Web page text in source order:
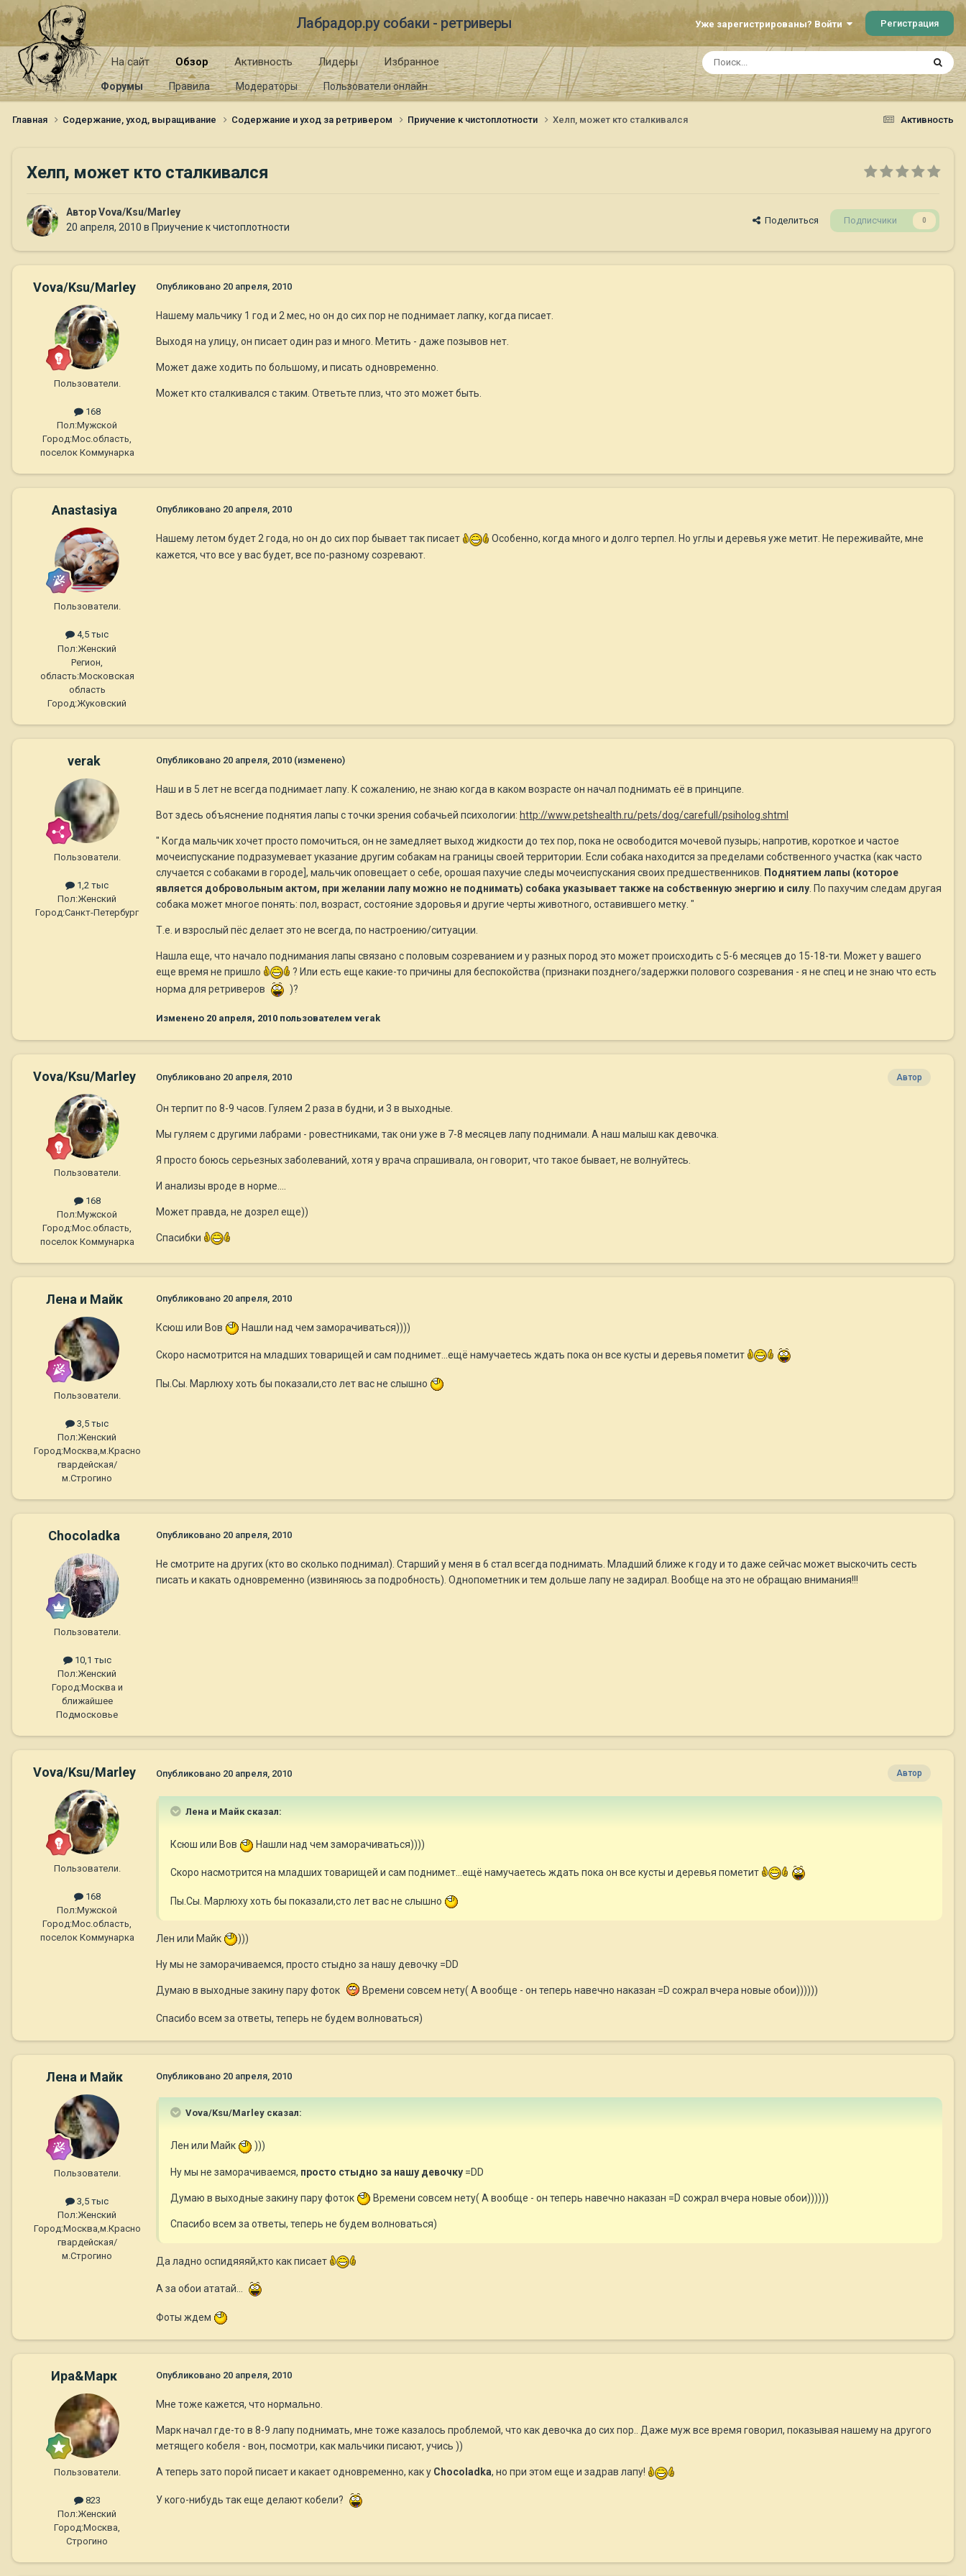
Лабрадор.ру собаки - ретриверы Уже зарегистрированы? Войти Регистрация
На сайт Обзор
Форумы Правила Модераторы Пользователи онлайн
Активность Лидеры Избранное
Активность
Главная Содержание, уход, выращивание Содержание и уход за ретривером Приучение к чистоплотности Хелп, может кто сталкивался
Хелп, может кто сталкивался
АвторVova/Ksu/Marley
20 апреля, 2010 в Приучение к чистоплотности
Поделиться Подписчики 0
Vova/Ksu/Marley
Пользователи.
168
Пол:Мужской
Город:Мос.область,
поселок Коммунарка
Опубликовано 20 апреля, 2010
Нашему мальчику 1 год и 2 мес, но он до сих пор не поднимает лапку, когда писает.
Выходя на улицу, он писает один раз и много. Метить - даже позывов нет.
Может даже ходить по большому, и писать одновременно.
Может кто сталкивался с таким. Ответьте плиз, что это может быть.
Anastasiya
Пользователи.
4,5 тыс
Пол:Женский
Регион,
область:Московская
область
Город:Жуковский
Опубликовано 20 апреля, 2010
Нашему летом будет 2 года, но он до сих пор бывает так писает
Особенно, когда много и долго терпел. Но углы и деревья уже метит. Не переживайте, мне
кажется, что все у вас будет, все по-разному созревают.
verak
Пользователи.
1,2 тыс
Пол:Женский
Город:Санкт-Петербург
Опубликовано 20 апреля, 2010 (изменено)
Наш и в 5 лет не всегда поднимает лапу. К сожалению, не знаю когда в каком возрасте он начал поднимать её в принципе.
Вот здесь объяснение поднятия лапы с точки зрения собачьей психологии: http://www.petshealth.ru/pets/dog/carefull/psiholog.shtml
" Когда мальчик хочет просто помочиться, он не замедляет выход жидкости до тех пор, пока не освободится мочевой пузырь; напротив, короткое и частое
мочеиспускание подразумевает указание другим собакам на границы своей территории. Если собака находится за пределами собственного участка (как часто
случается с собаками в городе], мальчик оповещает о себе, орошая пахучие следы мочеиспускания своих предшественников. Поднятием лапы (которое
является добровольным актом, при желании лапу можно не поднимать) собака указывает также на собственную энергию и силу . По пахучим следам другая
собака может многое понять: пол, возраст, состояние здоровья и другие черты животного, оставившего метку. "
Т.е. и взрослый пёс делает это не всегда, по настроению/ситуации.
Нашла еще, что начало поднимания лапы связано с половым созреванием и у разных пород это может происходить с 5-6 месяцев до 15-18-ти. Может у вашего
еще время не пришло
? Или есть еще какие-то причины для беспокойства (признаки позднего/задержки полового созревания - я не спец и не знаю что есть
норма для ретриверов
)?
Изменено 20 апреля, 2010 пользователем verak
Vova/Ksu/Marley
Пользователи.
168
Пол:Мужской
Город:Мос.область,
поселок Коммунарка
Автор
Опубликовано 20 апреля, 2010
Он терпит по 8-9 часов. Гуляем 2 раза в будни, и 3 в выходные.
Мы гуляем с другими лабрами - ровестниками, так они уже в 7-8 месяцев лапу поднимали. А наш малыш как девочка.
Я просто боюсь серьезных заболеваний, хотя у врача спрашивала, он говорит, что такое бывает, не волнуйтесь.
И анализы вроде в норме....
Может правда, не дозрел еще))
Спасибки
Лена и Майк
Пользователи.
3,5 тыс
Пол:Женский
Город:Москва,м.Красно
гвардейская/
м.Строгино
Опубликовано 20 апреля, 2010
Ксюш или Вов Нашли над чем заморачиваться))))
Скоро насмотрится на младших товарищей и сам поднимет...ещё намучаетесь ждать пока он все кусты и деревья пометит
Пы.Сы. Марлюху хоть бы показали,сто лет вас не слышно
Chocoladka
Пользователи.
10,1 тыс
Пол:Женский
Город:Москва и
ближайшее
Подмосковье
Опубликовано 20 апреля, 2010
Не смотрите на других (кто во сколько поднимал). Старший у меня в 6 стал всегда поднимать. Младший ближе к году и то даже сейчас может выскочить сесть
писать и какать одновременно (извиняюсь за подробность). Однопометник и тем дольше лапу не задирал. Вообще на это не обращаю внимания!!!
Vova/Ksu/Marley
Пользователи.
168
Пол:Мужской
Город:Мос.область,
поселок Коммунарка
Автор
Опубликовано 20 апреля, 2010
Лена и Майк сказал:
Ксюш или Вов Нашли над чем заморачиваться))))
Скоро насмотрится на младших товарищей и сам поднимет...ещё намучаетесь ждать пока он все кусты и деревья пометит
Пы.Сы. Марлюху хоть бы показали,сто лет вас не слышно
Лен или Майк )))
Ну мы не заморачиваемся, просто стыдно за нашу девочку =DD
Думаю в выходные закину пару фоток Времени совсем нету( А вообще - он теперь навечно наказан =D сожрал вчера новые обои))))))
Спасибо всем за ответы, теперь не будем волноваться)
Лена и Майк
Пользователи.
3,5 тыс
Пол:Женский
Город:Москва,м.Красно
гвардейская/
м.Строгино
Опубликовано 20 апреля, 2010
Vova/Ksu/Marley сказал:
Лен или Майк )))
Ну мы не заморачиваемся, просто стыдно за нашу девочку =DD
Думаю в выходные закину пару фоток Времени совсем нету( А вообще - он теперь навечно наказан =D сожрал вчера новые обои))))))
Спасибо всем за ответы, теперь не будем волноваться)
Да ладно оспидяяяй,кто как писает
А за обои ататай...
Фоты ждем
Ира&Марк
Пользователи.
823
Пол:Женский
Город:Москва,
Строгино
Опубликовано 20 апреля, 2010
Мне тоже кажется, что нормально.
Марк начал где-то в 8-9 лапу поднимать, мне тоже казалось проблемой, что как девочка до сих пор.. Даже муж все время говорил, показывая нашему на другого
метящего кобеля - вон, посмотри, как мальчики писают, учись ))
А теперь зато порой писает и какает одновременно, как у Chocoladka, но при этом еще и задрав лапу!
У кого-нибудь так еще делают кобели?